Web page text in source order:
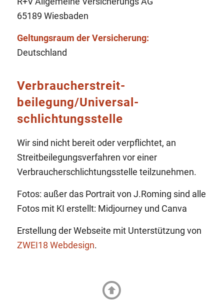
65189 Wiesbaden
Geltungsraum der Versicherung:
Deutschland
Verbraucher­streit­
beilegung/Universal­
schlichtungs­stelle
Wir sind nicht bereit oder verpflichtet, an
Streitbeilegungsverfahren vor einer
Verbraucherschlichtungsstelle teilzunehmen.
Fotos: außer das Portrait von J.Roming sind alle
Fotos mit KI erstellt: Midjourney und Canva
Erstellung der Webseite mit Unterstützung von
ZWEI18 Webdesign.